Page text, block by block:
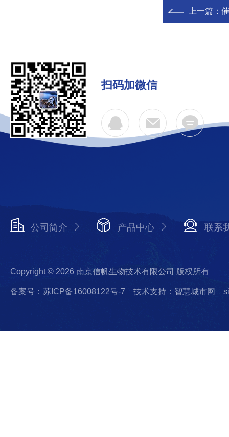
上一篇：
扫码加微信
公司简介 产品中心 联系
Copyright © 2026 南京信帆生物技术有限公司 版权所有
备案号：苏ICP备16008122号-7 技术支持：智慧城市网